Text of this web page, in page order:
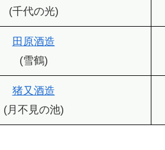
(千代の光)
田原酒造
(雪鶴)
猪又酒造
(月不見の池)